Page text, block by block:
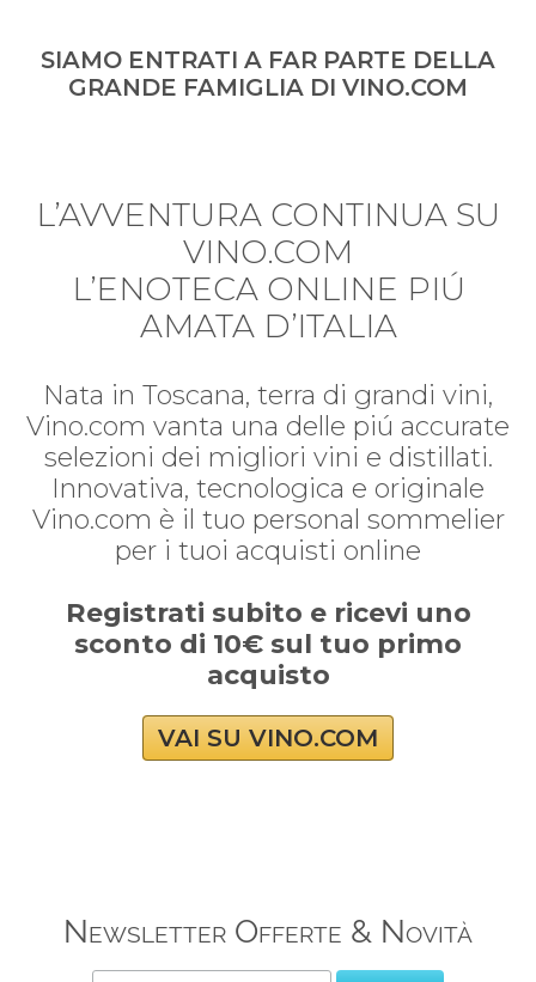
SIAMO ENTRATI A FAR PARTE DELLA
GRANDE FAMIGLIA DI VINO.COM
L’AVVENTURA CONTINUA SU
VINO.COM
L’ENOTECA ONLINE PIÚ
AMATA D’ITALIA
Nata in Toscana, terra di grandi vini,
Vino.com vanta una delle piú accurate
selezioni dei migliori vini e distillati.
Innovativa, tecnologica e originale
Vino.com è il tuo personal sommelier
per i tuoi acquisti online
Registrati subito e ricevi uno
sconto di 10€ sul tuo primo
acquisto
VAI SU VINO.COM
Newsletter Offerte & Novità